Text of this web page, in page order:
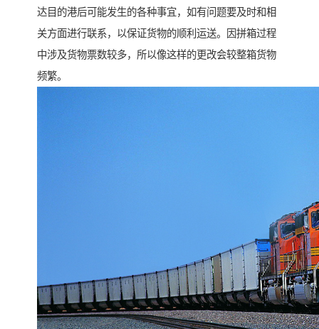
达目的港后可能发生的各种事宜，如有问题要及时和相
关方面进行联系，以保证货物的顺利运送。因拼箱过程
中涉及货物票数较多，所以像这样的更改会较整箱货物
频繁。